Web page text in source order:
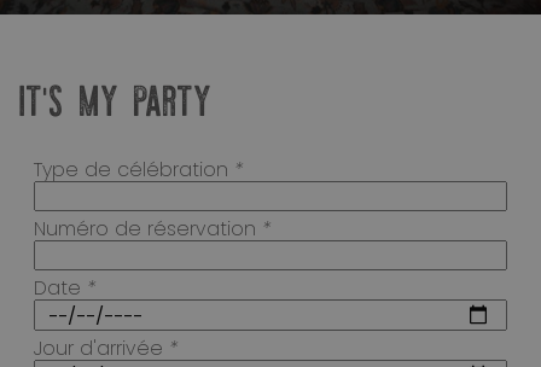
IT'S MY PARTY
Type de célébration *
Numéro de réservation *
Date *
Jour d'arrivée *